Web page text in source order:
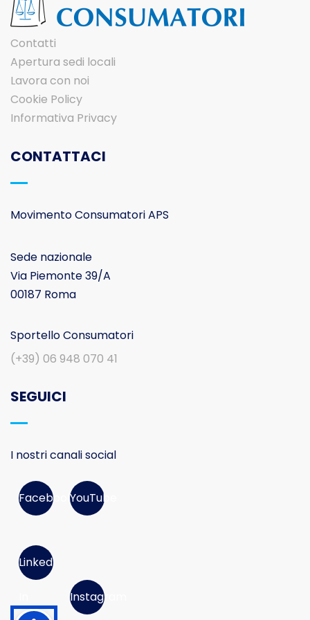
Contatti
Apertura sedi locali
Lavora con noi
Cookie Policy
Informativa Privacy
CONTATTACI
Movimento Consumatori APS
Sede nazionale
Via Piemonte 39/A
00187 Roma
Sportello Consumatori
(+39) 06 948 070 41
SEGUICI
I nostri canali social
FacebookYouTube
Linked
Instagram